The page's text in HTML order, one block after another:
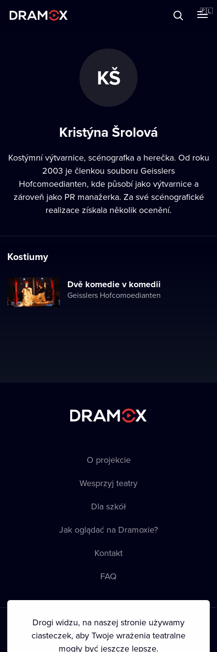
🇵🇱
KŠ
Kristýna Šrolová
Kostýmní výtvarnice, scénografka a herečka. Od roku
2003 je členkou souboru Geisslers
Hofcomoedianten, kde působí jako výtvarnice a
zároveň jako PR manažerka. Za své scénografické
realizace získala několik ocenění.
Kostiumy
Dvě komedie v komedii
Geisslers Hofcomoedianten
O projekcie
Wesprzyj teatry
Dla szkół
Jak oglądać na Dramoxie?
Kontakt
FAQ
Drogi widzu, na naszej stronie używamy
ciasteczek, aby Twoje wrażenia teatralne
mogły być jeszcze lepsze.